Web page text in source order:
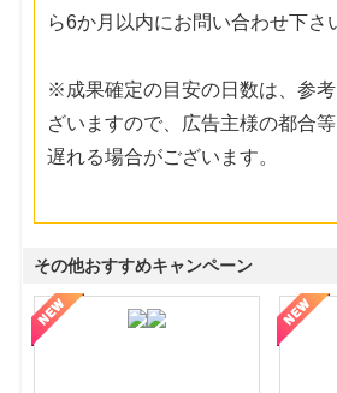
ら6か月以内にお問い合わせ下さ
※成果確定の目安の日数は、参
ざいますので、広告主様の都合
遅れる場合がございます。
その他おすすめキャンペーン